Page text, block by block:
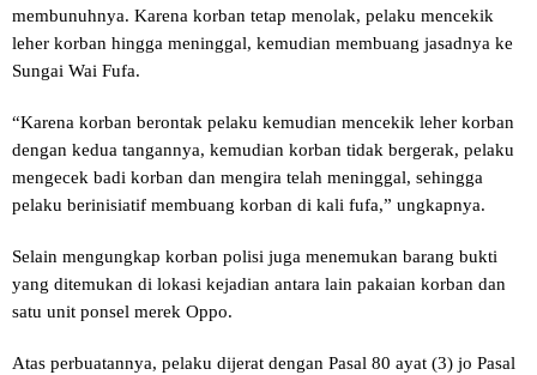
membunuhnya. Karena korban tetap menolak, pelaku mencekik
leher korban hingga meninggal, kemudian membuang jasadnya ke
Sungai Wai Fufa.
“Karena korban berontak pelaku kemudian mencekik leher korban
dengan kedua tangannya, kemudian korban tidak bergerak, pelaku
mengecek badi korban dan mengira telah meninggal, sehingga
pelaku berinisiatif membuang korban di kali fufa,” ungkapnya.
Selain mengungkap korban polisi juga menemukan barang bukti
yang ditemukan di lokasi kejadian antara lain pakaian korban dan
satu unit ponsel merek Oppo.
Atas perbuatannya, pelaku dijerat dengan Pasal 80 ayat (3) jo Pasal